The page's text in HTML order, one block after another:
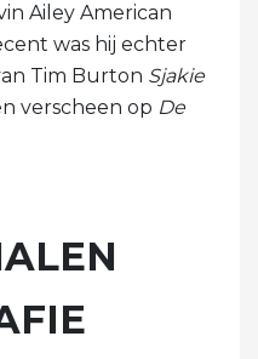
Ailey American
was hij echter
Tim Burton Sjakie
verscheen op De